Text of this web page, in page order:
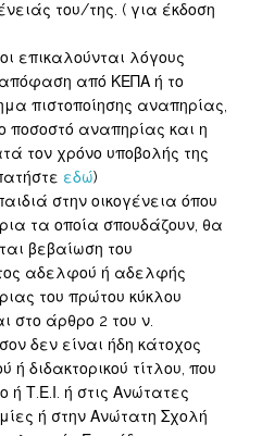
του/της. ( για έκδοση
επικαλούνται λόγους
απόφαση από ΚΕΠΑ ή το
πιστοποίησης αναπηρίας,
ποσοστό αναπηρίας και η
τον χρόνο υποβολής της
εδώ)
στην οικογένεια όπου
τα οποία σπουδάζουν, θα
βεβαίωση του
αδελφού ή αδελφής
του πρώτου κύκλου
στο άρθρο 2 του ν.
δεν είναι ήδη κάτοχος
ή διδακτορικού τίτλου, που
ή Τ.Ε.Ι. ή στις Ανώτατες
ή στην Ανώτατη Σχολή